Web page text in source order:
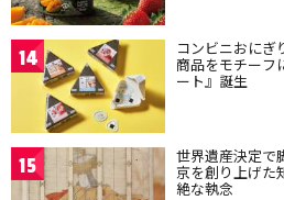
14 コンビニおにぎ
商品をモチーフ
ート』誕生
15 世界遺産決定で
京を創り上げた
絶な執念